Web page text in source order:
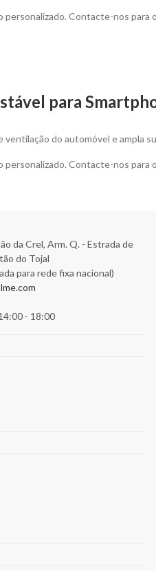
personalizado. Contacte-nos
para
ventilação do automóvel e ampla
personalizado. Contacte-nos
da Crel, Arm. Q. - Estrada de
do Tojal
para rede fixa nacional)
- 18:00